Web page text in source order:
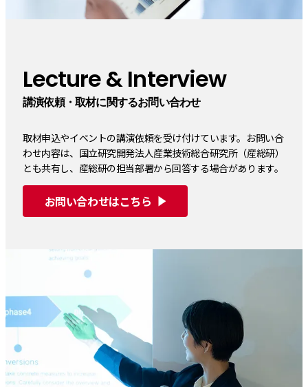
Lecture & Interview
講演依頼・取材に関するお問い合わせ
取材申込やイベントの講演依頼を受け付けています。お問い合
わせ内容は、国立研究開発法人産業技術総合研究所（産総研）
とも共有し、産総研の担当部署から回答する場合があります。
お問い合わせはこちら